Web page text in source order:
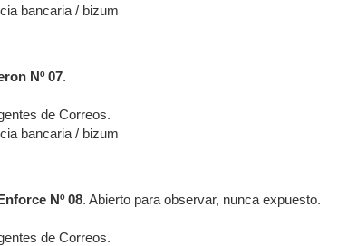
bancaria / bizum
Nº 07.
de Correos.
bancaria / bizum
Nº 08. Abierto para observar, nunca expuesto.
de Correos.